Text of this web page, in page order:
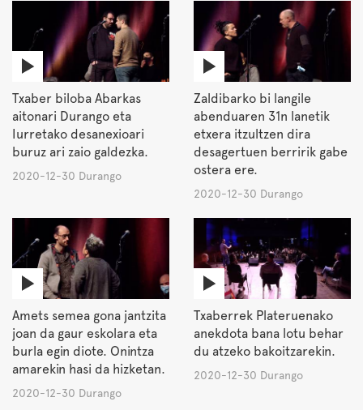
Txaber biloba Abarkas
aitonari Durango eta
Iurretako desanexioari
buruz ari zaio galdezka.
2020-12-30 Durango
Zaldibarko bi langile
abenduaren 31n lanetik
etxera itzultzen dira
desagertuen berririk gabe
ostera ere.
2020-12-30 Durango
Amets semea gona jantzita
joan da gaur eskolara eta
burla egin diote. Onintza
amarekin hasi da hizketan.
2020-12-30 Durango
Txaberrek Plateruenako
anekdota bana lotu behar
du atzeko bakoitzarekin.
2020-12-30 Durango